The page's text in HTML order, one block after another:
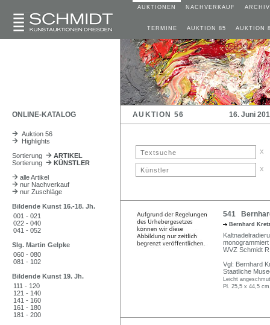
AUKTIONEN NACHVERKAUF ARCHIV
TERMINE AUKTION 85 AUKTION
ONLINE-KATALOG AUKTION 56 16. Juni
Auktion 56
Highlights
Sortierung
ARTIKEL
Sortierung
KÜNSTLER
alle Artikel
nur Nachverkauf
nur Zuschläge
Bildende Kunst 16.-18. Jh.
001 - 021
022 - 040
041 - 052
Slg. Martin Gelpke
060 - 080
081 - 102
Bildende Kunst 19. Jh.
111 - 120
121 - 140
141 - 160
161 - 180
181 - 200
x
x
541
Bernhard
WVZ Schmidt
Vgl: Bernhard
Staatliche
Leicht
Pl. 25,5 x 44,5